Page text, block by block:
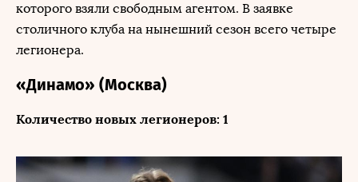
которого взяли свободным агентом. В заявке
столичного клуба на нынешний сезон всего четыре
легионера.
«Динамо» (Москва)
Количество новых легионеров: 1